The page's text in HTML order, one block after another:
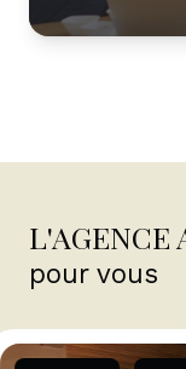
L'AGENCE
pour vous